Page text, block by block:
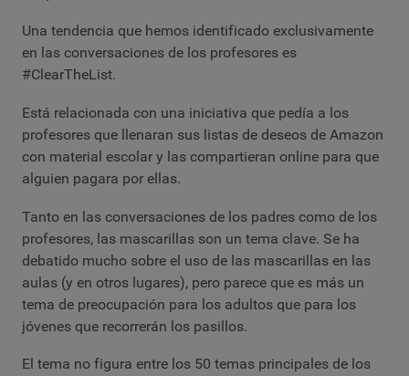
Una tendencia que hemos identificado exclusivamente
en las conversaciones de los profesores es
#ClearTheList.
Está relacionada con una iniciativa que pedía a los
profesores que llenaran sus listas de deseos de Amazon
con material escolar y las compartieran online para que
alguien pagara por ellas.
Tanto en las conversaciones de los padres como de los
profesores, las mascarillas son un tema clave. Se ha
debatido mucho sobre el uso de las mascarillas en las
aulas (y en otros lugares), pero parece que es más un
tema de preocupación para los adultos que para los
jóvenes que recorrerán los pasillos.
El tema no figura entre los 50 temas principales de los